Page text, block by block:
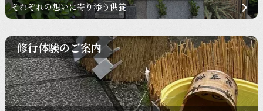
それぞれの想いに寄り添う供養
修行体験のご案内